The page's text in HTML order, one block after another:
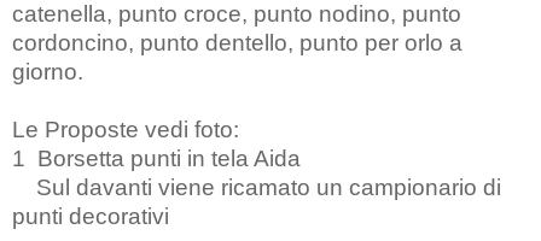
catenella, punto croce, punto nodino, punto
cordoncino, punto dentello, punto per orlo a
giorno.
Le Proposte vedi foto:
1 Borsetta punti in tela Aida
Sul davanti viene ricamato un campionario di
punti decorativi